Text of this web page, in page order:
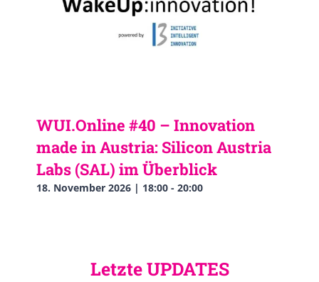
WUI.Online #40 – Innovation
made in Austria: Silicon Austria
Labs (SAL) im Überblick
18. November 2026 | 18:00 - 20:00
Letzte UPDATES